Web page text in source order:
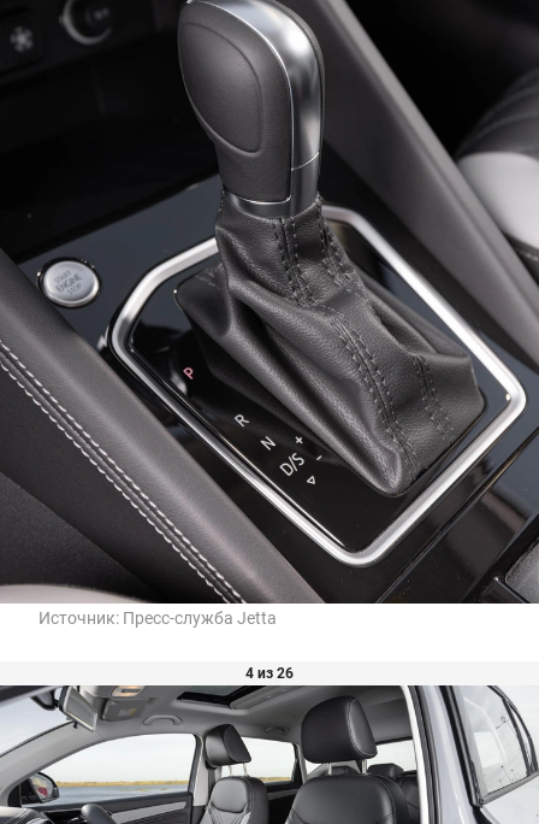
Источник: Пресс-служба Jetta
4 из 26